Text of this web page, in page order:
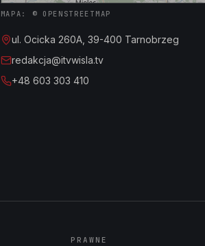
MAPA: © OPENSTREETMAP
ul. Ocicka 260A, 39-400 Tarnobrzeg
redakcja@itvwisla.tv
+48 603 303 410
PRAWNE